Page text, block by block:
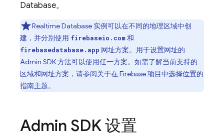
Database。
Realtime Database 实例可以在不同的地理区域中创
建，并分别使用 firebaseio.com和
firebasedatabase.app 网址方案。用于设置网址的
Admin SDK方法可以使用任一方案。如需了解当前支持的
区域和网址方案，请参阅关于在 Firebase 项目中选择位置的
指南主题。
Admin SDK 设置